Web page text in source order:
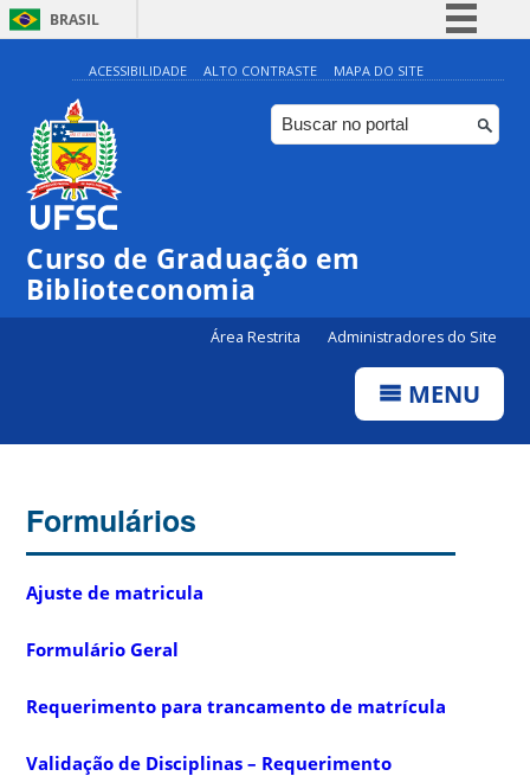
BRASIL
Simplifique!
Comunica BR
Participe
Canais
ACESSIBILIDADE ALTO CONTRASTE MAPA DO SITE
Curso de Graduação em
Biblioteconomia
Área Restrita Administradores do Site
MENU
Formulários
Ajuste de matricula
Formulário Geral
Requerimento para trancamento de matrícula
Validação de Disciplinas – Requerimento